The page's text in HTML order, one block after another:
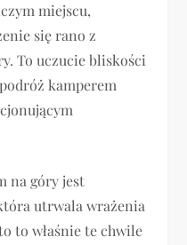
miejscu,
się rano z
To uczucie bliskości
kamperem
na góry jest
utrwala wrażenia
to właśnie te chwile